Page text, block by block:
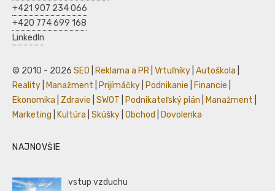
+421 907 234 066
+420 774 699 168
LinkedIn
© 2010 - 2026 SEO Reklama a PR Vrtuľníky Autoškola
Reality
Manažment Prijímáčky Podnikanie Financie
Ekonomika
Zdravie SWOT Podnikateľský plán Manažment
Marketing
Kultúra Skúšky Obchod Dovolenka
NAJNOVŠIE
vstup vzduchu